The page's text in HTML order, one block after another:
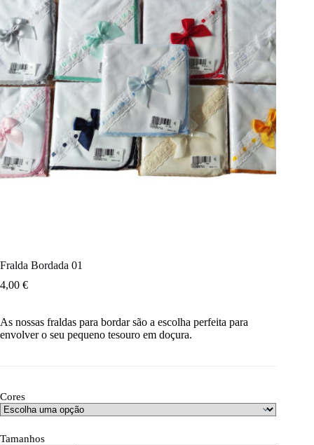
Fralda Bordada 01
4,00 €
As nossas fraldas para bordar são a escolha perfeita para
envolver o seu pequeno tesouro em doçura.
Cores
Tamanhos